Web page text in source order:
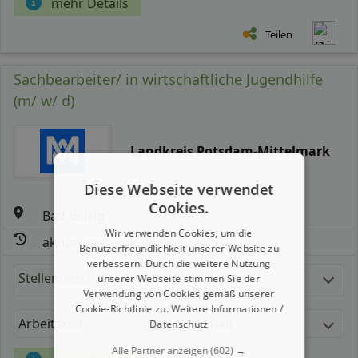
Teilen
Sachbearbeiter/ in wirtschaftliche Jugendhilfe
(m/ w/ d)
Landkreis Potsdam-Mittelmark
Bad Belzig
aktualisiert seit: 08.08.2026
Stellenbeschreibung:
Arbeitszeit Gehalt
Diese Webseite verwendet
Cookies.
Wir verwenden Cookies, um die
Benutzerfreundlichkeit unserer Website zu
verbessern. Durch die weitere Nutzung
unserer Webseite stimmen Sie der
Verwendung von Cookies gemäß unserer
Cookie-Richtlinie zu.Weitere Informationen /
Datenschutz
Alle Partner anzeigen(602) →